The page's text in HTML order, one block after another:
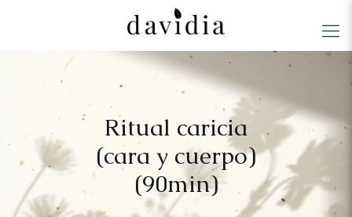
Ritual caricia
(cara y cuerpo)
(90min)